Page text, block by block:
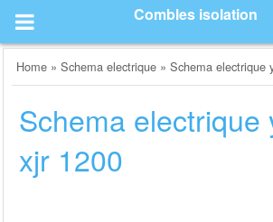
content
Combles isolation
Home »Schema electrique »Schema electrique
Schema electrique
xjr 1200